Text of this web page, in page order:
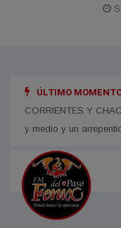
ÚLTIMO
CORRIENTES Y
y medio y un